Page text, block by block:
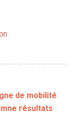
de mobilité
résultats